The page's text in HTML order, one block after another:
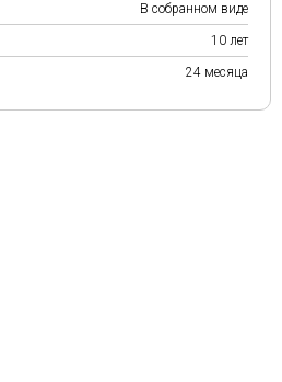
В собранном виде
10 лет
24 месяца